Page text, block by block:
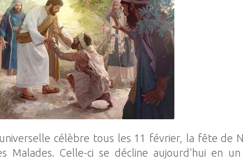
universelle célèbre tous les 11 février, la fête de
Malades. Celle-ci se décline aujourd’hui en